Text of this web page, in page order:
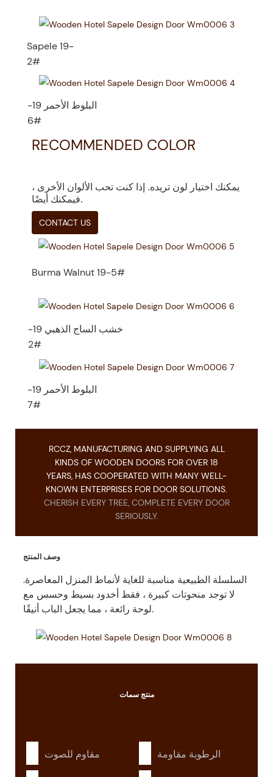
Sapele 19-
2#
البلوط الأحمر 19-
6#
RECOMMENDED COLOR
يمكنك اختيار لون تريده. إذا كنت تحب الألوان الأخرى ،
فيمكنك أيضًا.
CONTACT US
Burma Walnut 19-5#
خشب الساج الذهبي 19-
2#
البلوط الأحمر 19-
7#
RCCZ, MANUFACTURING AND SUPPLYING ALL
KINDS OF WOODEN DOORS FOR OVER 18
YEARS, HAS COOPERATED WITH MANY WELL-
KNOWN ENTERPRISES FOR DOOR SOLUTIONS.
CHERISH EVERY TREE, COMPLETE EVERY DOOR
SERIOUSLY.
وصف المنتج
السلسلة الطبيعية مناسبة للغاية لأنماط المنزل المعاصرة.
لا توجد منحوتات كبيرة ، فقط أخدود بسيط وحسس مع
لوحة رائعة ، مما يجعل الباب أنيقًا.
منتجسمات
مقاوم للصوت الرطوبة مقاومة